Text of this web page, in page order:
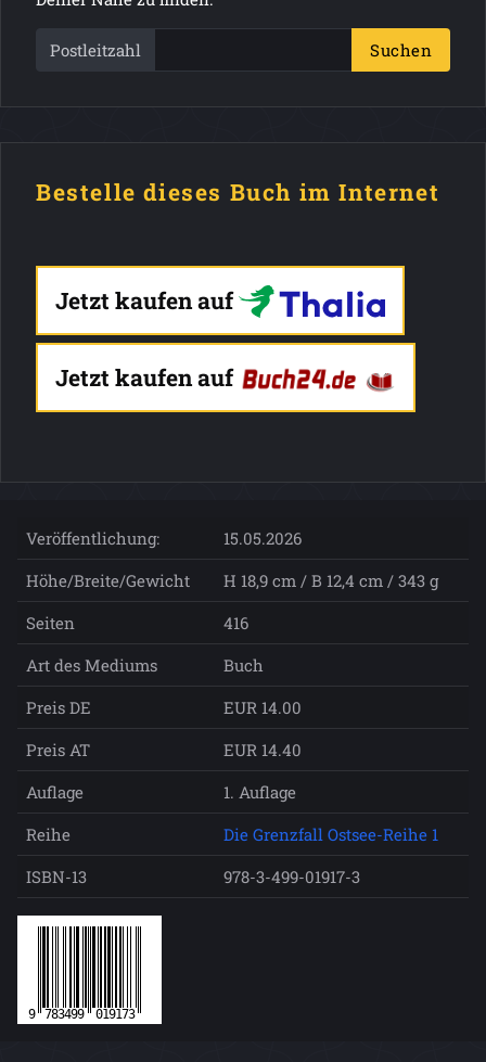
Postleitzahl Suchen
Bestelle dieses Buch im Internet
Jetzt kaufen auf
Jetzt kaufen auf
Veröffentlichung:
15.05.2026
Höhe/Breite/Gewicht
H 18,9 cm / B 12,4 cm / 343 g
Seiten
416
Art des Mediums
Buch
Preis DE
EUR 14.00
Preis AT
EUR 14.40
Auflage
1. Auflage
Reihe
Die Grenzfall Ostsee-Reihe 1
ISBN-13
978-3-499-01917-3